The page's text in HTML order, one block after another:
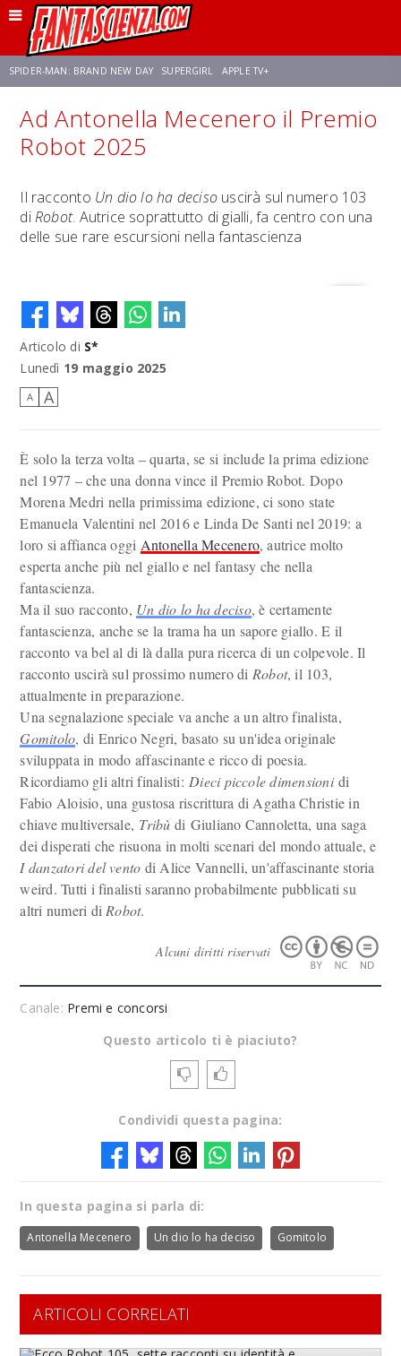
SPIDER-MAN: BRAND NEW DAY SUPERGIRL APPLE TV+
FRANCO RICCIARDIELLO ZENDAYA STAR TREK AVENGERS: DOOMSDAY
Ad Antonella Mecenero il Premio
Robot 2025
Il racconto Un dio lo ha decisouscirà sul numero 103
diRobot. Autrice soprattutto di gialli, fa centro con una
delle sue rare escursioni nella fantascienza
Articolo di S*
Lunedì 19 maggio 2025
A A
È solo la terza volta – quarta, se si include la prima edizione
nel 1977 – che una donna vince il Premio Robot. Dopo
Morena Medri nella primissima edizione, ci sono state
Emanuela Valentini nel 2016 e Linda De Santi nel 2019: a
loro si affianca oggi Antonella Mecenero, autrice molto
esperta anche più nel giallo e nel fantasy che nella
fantascienza.
Ma il suo racconto, Un dio lo ha deciso, è certamente
fantascienza, anche se la trama ha un sapore giallo. E il
racconto va bel al di là dalla pura ricerca di un colpevole. Il
racconto uscirà sul prossimo numero di Robot, il 103,
attualmente in preparazione.
Una segnalazione speciale va anche a un altro finalista,
Gomitolo, di Enrico Negri, basato su un'idea originale
sviluppata in modo affascinante e ricco di poesia.
Ricordiamo gli altri finalisti: Dieci piccole dimensionidi
Fabio Aloisio, una gustosa riscrittura di Agatha Christie in
chiave multiversale, Tribù di Giuliano Cannoletta, una saga
dei disperati che risuona in molti scenari del mondo attuale, e
I danzatori del vento di Alice Vannelli, un'affascinante storia
weird. Tutti i finalisti saranno probabilmente pubblicati su
altri numeri di Robot.
Alcuni diritti riservati
Canale: Premi e concorsi
Questo articolo ti è piaciuto?
Condividi questa pagina:
In questa pagina si parla di:
Antonella Mecenero Un dio lo ha deciso Gomitolo
ARTICOLI CORRELATI